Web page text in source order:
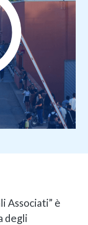
Associati” è
degli